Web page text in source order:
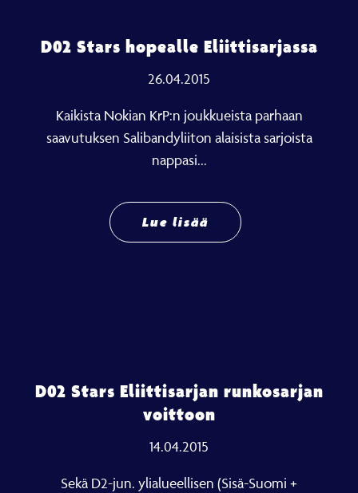
D02 Stars hopealle Eliittisarjassa
26.04.2015
Kaikista Nokian KrP:n joukkueista parhaan
saavutuksen Salibandyliiton alaisista sarjoista
nappasi...
Lue lisää
D02 Stars Eliittisarjan runkosarjan
voittoon
14.04.2015
Sekä D2-jun. ylialueellisen (Sisä-Suomi +